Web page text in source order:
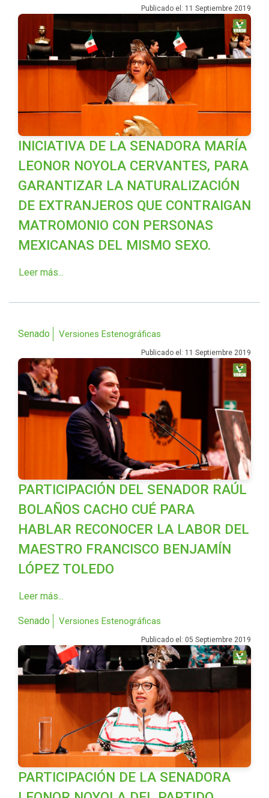
Publicado el: 11 Septiembre 2019
INICIATIVA DE LA SENADORA MARÍA
LEONOR NOYOLA CERVANTES, PARA
GARANTIZAR LA NATURALIZACIÓN
DE EXTRANJEROS QUE CONTRAIGAN
MATROMONIO CON PERSONAS
MEXICANAS DEL MISMO SEXO.
Leer más...
Senado Versiones Estenográficas
Publicado el: 11 Septiembre 2019
PARTICIPACIÓN DEL SENADOR RAÚL
BOLAÑOS CACHO CUÉ PARA
HABLAR RECONOCER LA LABOR DEL
MAESTRO FRANCISCO BENJAMÍN
LÓPEZ TOLEDO
Leer más...
Senado Versiones Estenográficas
Publicado el: 05 Septiembre 2019
PARTICIPACIÓN DE LA SENADORA